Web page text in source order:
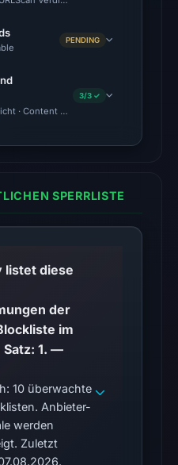
PENDING
· Content Observed Unavailable ·
3/3 ✓
SPERRLISTE
listet diese
der
im
überwachten Satz: 1. —
10 überwachte
Anbieter-
werden
Zuletzt